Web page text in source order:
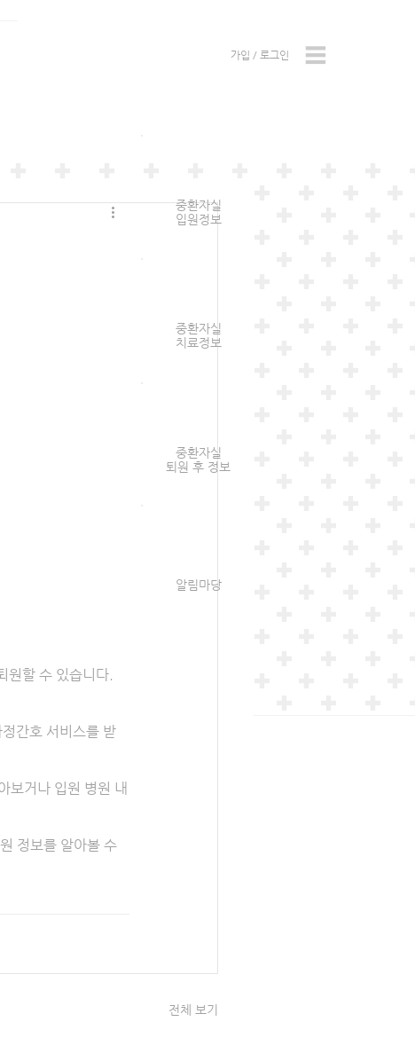
가입 / 로그인
중환자실
입원정보
중환자실
치료정보
중환자실
퇴원 후 정보
알림마당
원할 수 있습니다.
간호 서비스를 받
보거나 입원 병원 내
정보를 알아볼 수
전체 보기